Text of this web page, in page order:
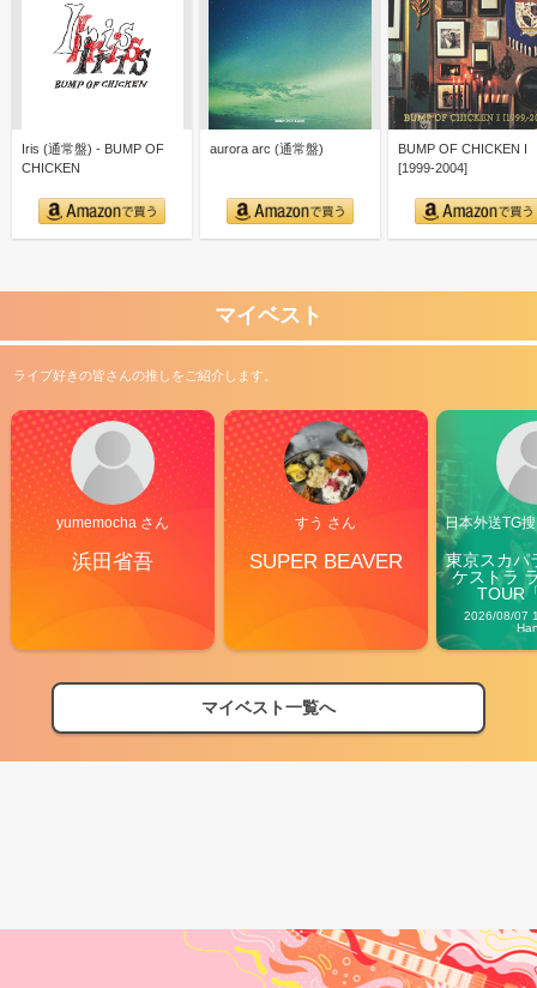
Iris (通常盤) - BUMP OF
CHICKEN
aurora arc (通常盤)
BUMP OF CHICKEN I
[1999-2004]
マイベスト
ライブ好きの皆さんの推しをご紹介します。
yumemocha さん
浜田省吾
すう さん
SUPER BEAVER
日本外送TG
東京スカパ
ケストラ
TOUR
2026/08/07
マイベスト一覧へ